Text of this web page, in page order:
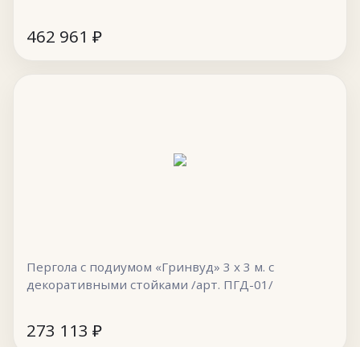
462 961 ₽
Пергола с подиумом «Гринвуд» 3 х 3 м. с
декоративными стойками /арт. ПГД-01/
273 113 ₽